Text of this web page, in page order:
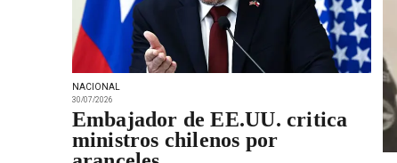
NACIONAL
30/07/2026
Embajador de EE.UU. critica
ministros chilenos por